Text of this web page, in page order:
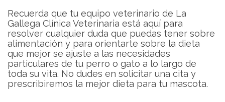
Recuerda que tu equipo veterinario de La
Gallega Clínica Veterinaria está aquí para
resolver cualquier duda que puedas tener sobre
alimentación y para orientarte sobre la dieta
que mejor se ajuste a las necesidades
particulares de tu perro o gato a lo largo de
toda su vita. No dudes en solicitar una cita y
prescribiremos la mejor dieta para tu mascota.